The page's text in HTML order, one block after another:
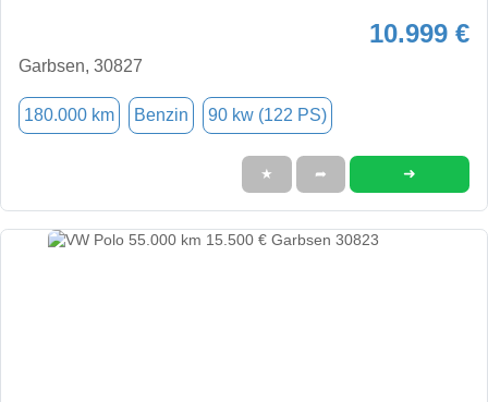
10.999 €
Garbsen, 30827
180.000 km Benzin 90 kw (122 PS)
★ ➦ ➜